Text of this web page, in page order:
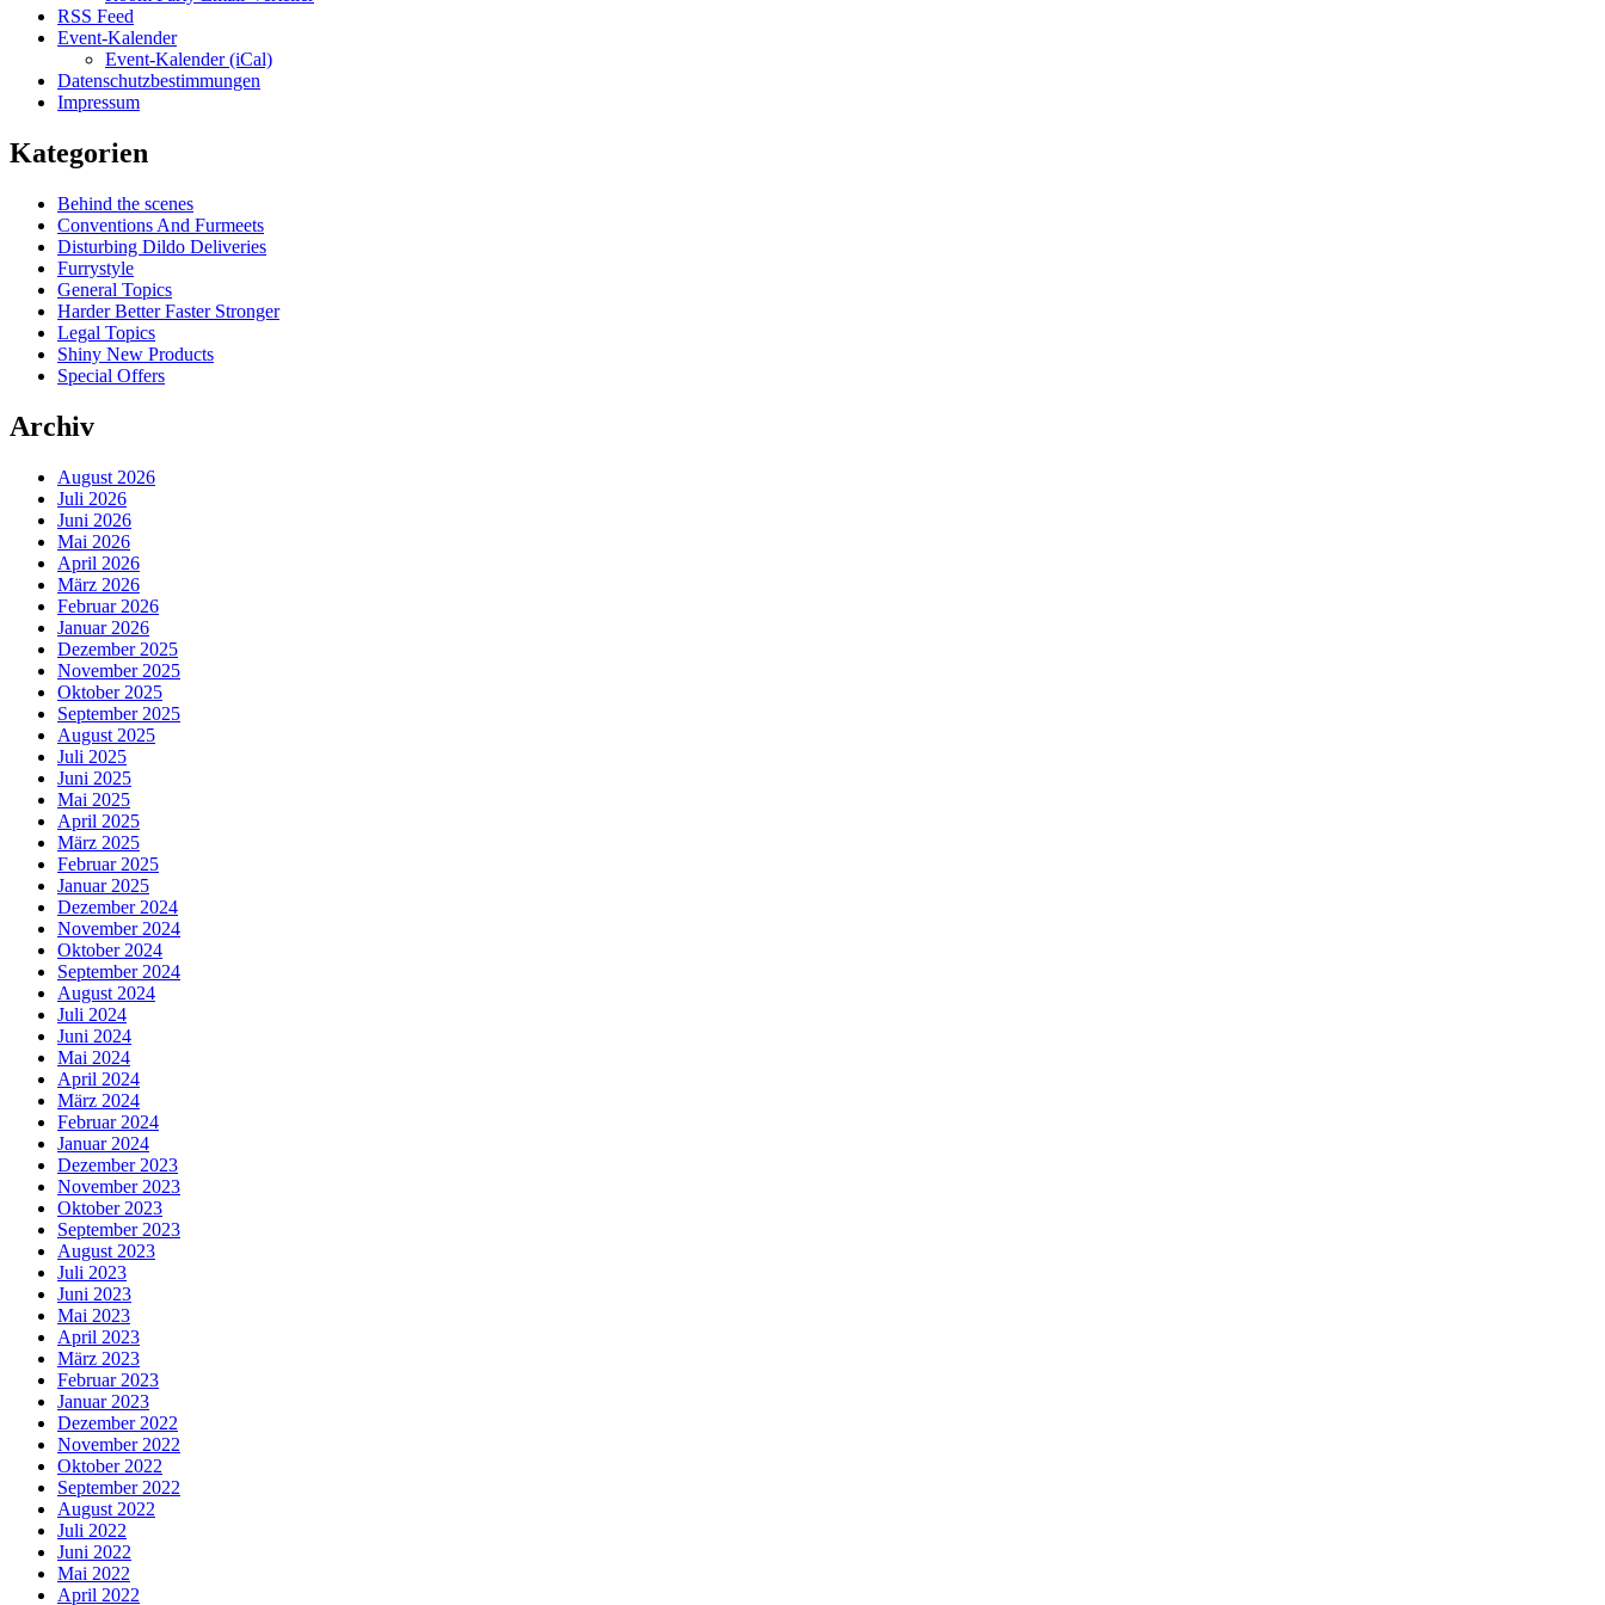
RSS Feed
Event-Kalender
Event-Kalender (iCal)
Datenschutzbestimmungen
Impressum
Kategorien
Behind the scenes
Conventions And Furmeets
Disturbing Dildo Deliveries
Furrystyle
General Topics
Harder Better Faster Stronger
Legal Topics
Shiny New Products
Special Offers
Archiv
August 2026
Juli 2026
Juni 2026
Mai 2026
April 2026
März 2026
Februar 2026
Januar 2026
Dezember 2025
November 2025
Oktober 2025
September 2025
August 2025
Juli 2025
Juni 2025
Mai 2025
April 2025
März 2025
Februar 2025
Januar 2025
Dezember 2024
November 2024
Oktober 2024
September 2024
August 2024
Juli 2024
Juni 2024
Mai 2024
April 2024
März 2024
Februar 2024
Januar 2024
Dezember 2023
November 2023
Oktober 2023
September 2023
August 2023
Juli 2023
Juni 2023
Mai 2023
April 2023
März 2023
Februar 2023
Januar 2023
Dezember 2022
November 2022
Oktober 2022
September 2022
August 2022
Juli 2022
Juni 2022
Mai 2022
April 2022